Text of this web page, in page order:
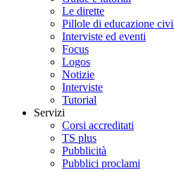
Le dirette
Pillole di educazione
Interviste ed eventi
Focus
Logos
Notizie
Interviste
Tutorial
Servizi
Corsi accreditati
TS plus
Pubblicità
Pubblici proclami